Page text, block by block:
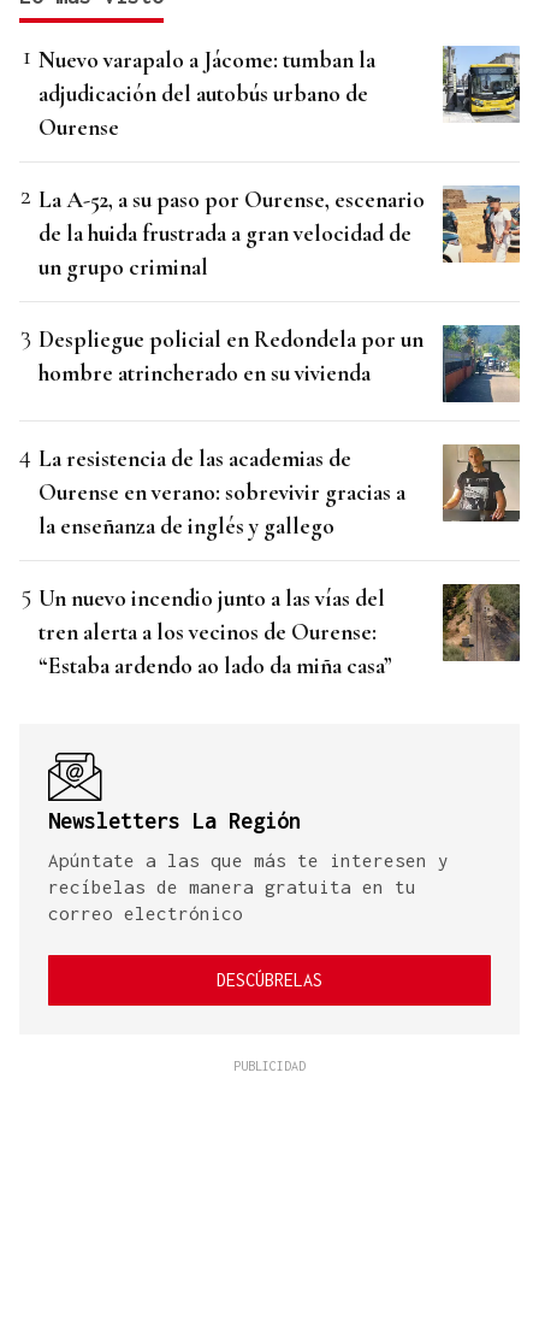
Nuevo varapalo a Jácome: tumban la
adjudicación del autobús urbano de
Ourense
La A-52, a su paso por Ourense, escenario
de la huida frustrada a gran velocidad de
un grupo criminal
Despliegue policial en Redondela por un
hombre atrincherado en su vivienda
La resistencia de las academias de
Ourense en verano: sobrevivir gracias a
la enseñanza de inglés y gallego
Un nuevo incendio junto a las vías del
tren alerta a los vecinos de Ourense:
“Estaba ardendo ao lado da miña casa”
Newsletters La Región
Apúntate a las que más te interesen y
recíbelas de manera gratuita en tu
correo electrónico
DESCÚBRELAS